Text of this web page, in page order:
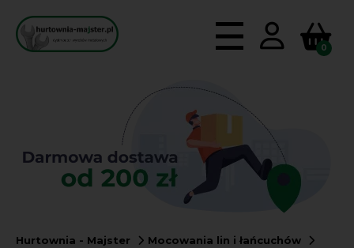
0
Hurtownia - Majster
Mocowania lin i łańcuchów